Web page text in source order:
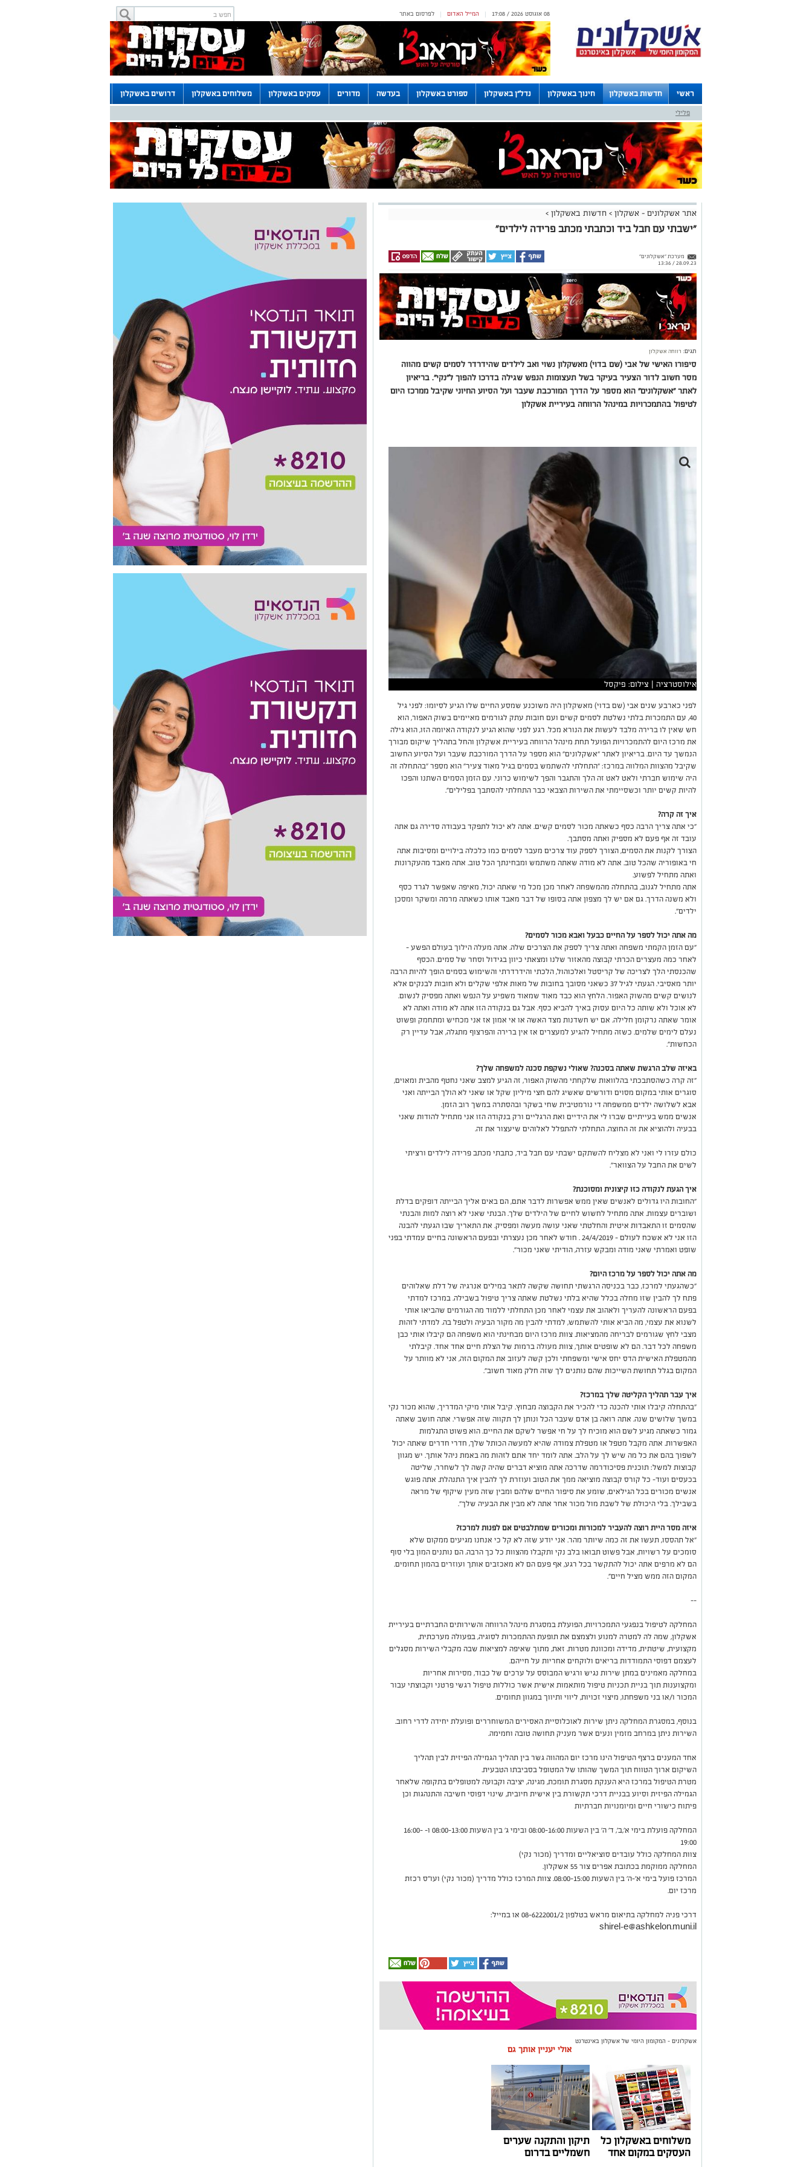
לפרסום באתר | המייל האדום | 08 אוגוסט 2026 / 17:08
ראשי חדשות באשקלון חינוך באשקלון נדל"ן באשקלון ספורט באשקלון בעדשה מדורים עסקים באשקלון משלוחים באשקלון דרושים באשקלון
לוחות
פלילי
אתר אשקלונים - אשקלון > חדשות באשקלון >
"ישבתי עם חבל ביד וכתבתי מכתב פרידה לילדים"
מערכת "אשקלונים"
28.09.23 / 13:36
תגים: רווחה אשקלון
סיפורו האישי של אבי (שם בדוי) מאשקלון נשוי ואב לילדים שהידרדר לסמים קשים מהווה
מסר חשוב לדור הצעיר בעיקר בשל תעצומות הנפש שגילה בדרכו להפוך ל"נקי". בריאיון
לאתר "אשקלונים" הוא מספר על הדרך המורכבת שעבר ועל הסיוע החיוני שקיבל ממרכז היום
לטיפול בהתמכרויות במינהל הרווחה בעיריית אשקלון
אילוסטרציה | צילום: פיקסל
לפני כארבע שנים אבי (שם בדוי) מאשקלון היה משוכנע שמסע החיים שלו הגיע לסיומו: לפני גיל
40, עם התמכרות בלתי נשלטת לסמים קשים ועם חובות עתק לגורמים מאיימים בשוק האפור, הוא
חש שאין לו ברירה מלבד לעשות את הנורא מכל. רגע לפני שהוא הגיע לנקודה האיומה הזו, הוא גילה
את מרכז היום להתמכרויות הפועל תחת מינהל הרווחה בעיריית אשקלון והחל בתהליך שיקום מבורך
הנמשך עד היום. בריאיון לאתר "אשקלונים" הוא מספר על הדרך המורכבת שעבר ועל הסיוע החשוב
שקיבל מהצוות המלווה במרכז: "התחלתי להשתמש בסמים בגיל מאוד צעיר" הוא מספר "בהתחלה זה
היה שימוש חברתי ולאט לאט זה הלך והתגבר והפך לשימוש כרוני. עם הזמן הסמים השתנו והפכו
להיות קשים יותר וכשסיימתי את השירות הצבאי כבר התחלתי להסתבך בפלילים".
איך זה קרה?
"כי אתה צריך הרבה כסף כשאתה מכור לסמים קשים. אתה לא יכול לתפקד בעבודה סדירה גם אתה
עובד זה אף פעם לא מספיק ואתה מסתבך.
הצורך לקנות את הסמים, הצורך לספק עוד צרכים מעבר לסמים כמו כלכלה בילויים ומסיבות אתה
חי באופוריה שהכל טוב. אתה לא מודה שאתה משתמש ומבחינתך הכל טוב. אתה מאבד מהעקרונות
ואתה מתחיל לפשוע.
אתה מתחיל לגנוב, בהתחלה מהמשפחה לאחר מכן מכל מי שאתה יכול, מאיפה שאפשר לגרד כסף
ולא משנה הדרך. גם אם יש לך מצפון אתה בסופו של דבר מאבד אותו כשאתה מרמה ומשקר ומסכן
ילדים".
מה אתה יכול לספר על החיים כבעל ואבא מכור לסמים?
"עם הזמן הקמתי משפחה ואתה צריך לספק את הצרכים שלה. אתה מעלה הילוך בעולם הפשע –
לאחר כמה מעצרים הכרתי קבוצה מהאזור שלנו ומצאתי כיוון בגידול וסחר של סמים. הכסף
שהכנסתי הלך לצריכה של קריסטל ואלכוהול, הלכתי והידרדרתי והשימוש בסמים הופך להיות הרבה
יותר מאסיבי. הגעתי לגיל 37 כשאני מסובך בחובות של מאות אלפי שקלים ולא חובות לבנקים אלא
לנושים קשים מהשוק האפור. הלחץ הוא כבד מאוד שמאוד משפיע על הנפש ואתה מפסיק לנשום.
לא אוכל ולא שותה כל היום עסוק באיך להביא כסף. אבל גם בנקודה הזו אתה לא מודה ואתה לא
אומר שאתה נרקומן חלילה. אם יש חשדנות מצד האשה או אי אמון אז אני מכחיש ומתחמק ופשוט
נעלם לימים שלמים. כשזה מתחיל להגיע למעצרים אז אין ברירה והפרצוף מתגלה, אבל עדיין רק
הכחשות".
באיזה שלב הרגשת שאתה בסכנה? שאולי נשקפת סכנה למשפחה שלך?
"זה קרה כשהסתבכתי בהלוואות שלקחתי מהשוק האפור, זה הגיע למצב שאני נחטף מהבית ומאוים,
סוגרים אותי במקום מסוים ודורשים שאשיג להם חצי מיליון שקל או שאני לא הולך הבייתה ואני
אבא לשלושה ילדים ממשפחה די נורמטיבית שחי בשקר ובהסתרה במשך רוב הזמן.
אנשים ממש בעייתיים שברו לי את הידיים ואת הרגליים ורק בנקודה הזו אני מתחיל להודות שאני
בבעיה ולהוציא את זה החוצה. התחלתי להתפלל לאלוהים שיעצור את זה.
כולם עזרו לי ואני לא מצליח להשתקם ישבתי עם חבל ביד, כתבתי מכתב פרידה לילדים ורציתי
לשים את החבל על הצוואר".
איך הגעת לנקודה כזו קיצונית ומסוכנת?
"החובות היו גדולים לאנשים שאין ממש אפשרות לדבר אתם, הם באים אליך הבייתה דופקים בדלת
ושוברים עצמות. אתה מתחיל לחשוש לחיים של הילדים שלך. הבנתי שאני לא רוצה למות והבנתי
שהסמים זו התאבדות איטית והחלטתי שאני עושה מעשה ומפסיק. את התאריך שבו הגעתי להבנה
הזו אני לא אשכח לעולם – 24/4/2019 . חודש לאחר מכן נעצרתי ובפעם הראשונה בחיים עמדתי בפני
שופט ואמרתי שאני מודה ומבקש עזרה, הודיתי שאני מכור".
מה אתה יכול לספר על מרכז היום?
"כשהגעתי למרכז, כבר בכניסה הרגשתי תחושה שקשה לתאר במילים אנרגיה של דלת שאלוהים
פתח לך להבין שזו מחלה בכלל שהיא בלתי נשלטת שאתה צריך טיפול בשבילה. במרכז למדתי
בפעם הראשונה להעריך ולאהוב את עצמי לאחר מכן התחלתי ללמוד מה הגורמים שהביאו אותי
לשנוא את עצמי, מה הביא אותי להשתמש, למדתי להבין מה מקור הבעיה ולטפל בה. למדתי לזהות
מצבי לחץ שגורמים לבריחה מהמציאות. צוות מרכז היום מבחינתי הוא משפחה הם קיבלו אותי כבן
משפחה לכל דבר. הם לא שופטים אותך, צוות מעולה ברמות של הצלת חיים אחד אחד. קיבלתי
מהמטפלת האישית הדס יחס אישי ומשפחתי ולכן קשה לעזוב את המקום הזה, אני לא מוותר על
המקום בגלל תחושת השייכות שהם נותנים לך שזה חלק מאוד חשוב".
איך עבר תהליך הקליטה שלך במרכז?
"בהתחלה קיבלו אותי להכנה כדי להכיר את הקבוצה מבחוץ. קיבל אותי מיקי המדריך, שהוא מכור נקי
במשך שלושים שנה. אתה רואה בן אדם שעבר הכל ונותן לך תקווה שזה אפשרי. אתה חושב שאתה
גמור כשאתה מגיע לשם הוא מוכיח לך על חי אפשר לשקם את החיים. הוא פשוט התגלמות
האפשרות. אתה מקבל מטפל או מטפלת צמודה שהיא למעשה הכותל שלך, חדרי חדרים שאתה יכול
לשפוך בהם את כל מה שיש לך על הלב. אתה לומד יחד אתם לזהות מה באמת ניהל אותך. יש מגוון
קבוצות למשל: תוכנית פסיכודרמה שדרכה אתה מוציא דברים שהיה קשה לך לשחרר, שליטה
בכעסים ועוד- כל קורס קבוצה מוציאה ממך את הטוב ועוזרת לך להבין איך התנהלת. אתה פוגש
אנשים מכורים בכל הגילאים, שומע את סיפור החיים שלהם ומבין שזה מעין שיקוף של מראה
בשבילך. בלי היכולת של לשבת מול מכור אחר אתה לא מבין את הבעיה שלך".
איזה מסר היית רוצה להעביר למכורות ומכורים שמתלבטים אם לפנות למרכז?
"אל תהססו, תעשו את זה כמה שיותר מהר. אני יודע שזה לא קל כי אנחנו מגיעים ממקום שלא
סומכים על רשויות, אבל פשוט תבואו בלב נקי ותקבלו מהצוות כל כך הרבה. הם נותנים המון בלי סוף
הם לא מרפים אתה יכול להתקשר בכל רגע, אף פעם הם לא מאכזבים אותך ועוזרים בהמון תחומים.
המקום הזה ממש מציל חיים".
--
המחלקה לטיפול בנפגעי התמכרויות, הפועלת במסגרת מינהל הרווחה והשירותים החברתיים בעיריית
אשקלון, שמה לה למטרה למנוע ולצמצם את תופעת ההתמכרות לסוגיה, בפעולה מערכתית,
מקצועית, שיטתית, מדידה ומכוונת מטרות. זאת, מתוך שאיפה למציאות שבה מקבלי השירות מסגלים
לעצמם דפוסי התמודדות בריאים ולוקחים אחריות על חייהם.
במחלקה מאמינים במתן שירות נגיש ורגיש המבוסס על ערכים של כבוד, מסירות אחריות
ומקצוענות תוך בניית תכניות טיפול מותאמות אישית אשר כוללות טיפול רגשי פרטני וקבוצתי עבור
המכור ו/או בני משפחתו, מיצוי זכויות, ליווי ותיווך במגוון תחומים.
בנוסף, במסגרת המחלקה ניתן שירות לאוכלוסיית האסירים המשוחררים ופועלת יחידה לדרי רחוב.
השירות ניתן במרחב מזמין ונעים אשר מעניק תחושה טובה וחמימה.
אחד המענים ברצף הטיפול הינו מרכז יום המהווה גשר בין תהליך הגמילה הפיזית לבין תהליך
השיקום ארוך הטווח תוך המשך שהותו של המטופל בסביבתו הטבעית.
מטרת הטיפול במרכז היא הענקת מסגרת תומכת, מגינה, יציבה וקבועה למטופלים בתקופה שלאחר
הגמילה הפיזית וסיוע בבניית דרכי תקשורת בין אישית חיובית, שינוי דפוסי חשיבה והתנהגות וכן
פיתוח כישורי חיים ומיומנויות חברתיות
המחלקה פועלת בימי א',ב', ד' ה' בין השעות 08:00-16:00 ובימי ג' בין השעות 08:00-13:00 ו- 16:00-
19:00
צוות המחלקה כולל עובדים סוציאליים ומדריך (מכור נקי)
המחלקה ממוקמת בכתובת אפרים צור 55 אשקלון.
המרכז פועל בימי א'-ה' בין השעות 08:00-15:00. צוות המרכז כולל מדריך (מכור נקי) ועו"ס רכזת
מרכז יום.
דרכי פניה למחלקה בתיאום מראש בטלפון 08-6222001/2 או במייל:
shirel-e@ashkelon.muni.il
אשקלונים - המקומון היומי של אשקלון באינטרנט
אולי יעניין אותך גם
משלוחים באשקלון כל
העסקים במקום אחד
תיקון והתקנה שערים
חשמליים בדרום